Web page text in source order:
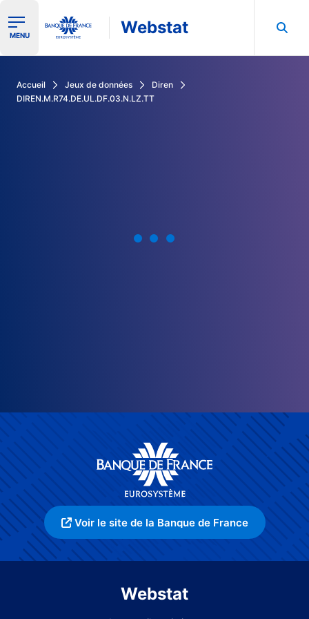
Ouvrir le menu de navigation
MENU Webstat
Accueil Jeux de données
Diren
DIREN.M.R74.DE.UL.DF.03.N.LZ.TT
Voir le site de la Banque de France
Webstat